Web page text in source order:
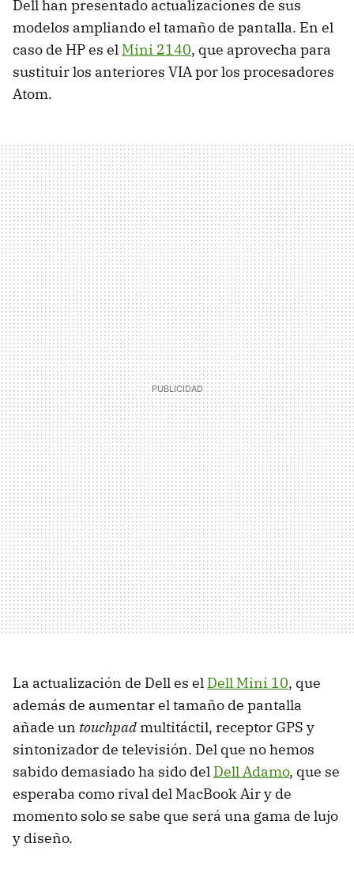
Dell han presentado actualizaciones de sus
modelos ampliando el tamaño de pantalla. En el
caso de HP es el Mini 2140, que aprovecha para
sustituir los anteriores VIApor los procesadores
Atom.
La actualización de Dell es el Dell Mini 10, que
además de aumentar el tamaño de pantalla
añade un touchpad multitáctil, receptor GPS y
sintonizador de televisión. Del que no hemos
sabido demasiado ha sido del Dell Adamo, que se
esperaba como rival del MacBook Air y de
momento solo se sabe que será una gama de lujo
y diseño.